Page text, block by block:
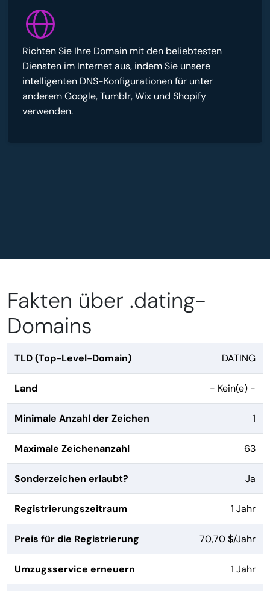
Richten Sie Ihre Domain mit den beliebtesten
Diensten im Internet aus, indem Sie unsere
intelligenten DNS-Konfigurationen für unter
anderem Google, Tumblr, Wix und Shopify
verwenden.
Fakten über .dating-
Domains
TLD (Top-Level-Domain) DATING
Land - Kein(e) -
Minimale Anzahl der Zeichen 1
Maximale Zeichenanzahl 63
Sonderzeichen erlaubt? Ja
Registrierungszeitraum 1 Jahr
Preis für die Registrierung 70,70 $/Jahr
Umzugsservice erneuern 1 Jahr